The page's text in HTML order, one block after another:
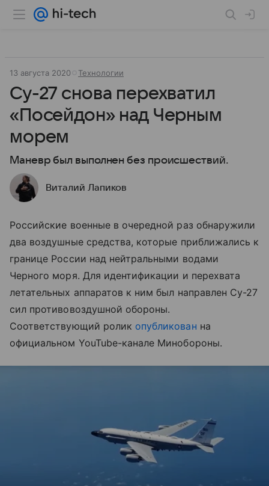
13 августа 2020 Технологии
Су-27 снова перехватил
«Посейдон» над Черным
морем
Маневр был выполнен без происшествий.
Виталий Лапиков
Российские военные в очередной раз обнаружили
два воздушные средства, которые приближались к
границе России над нейтральными водами
Черного моря. Для идентификации и перехвата
летательных аппаратов к ним был направлен Су-27
сил противовоздушной обороны.
Соответствующий ролик опубликован на
официальном YouTube-канале Минобороны.